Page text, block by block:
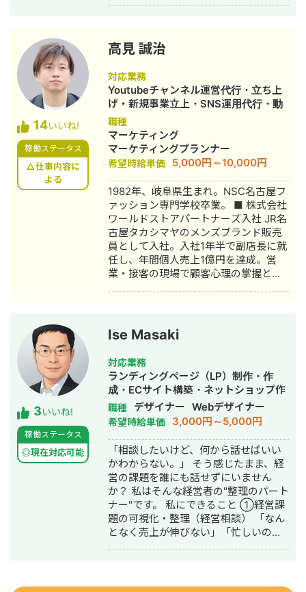
ケ支援会社（当時社員7名）にインター
ンとして参画し、案件獲得に向けた自
社集客（SEO・Web広告運用・LP制
作・YouTubeチャンネル運用・メール
マーケティング等）を担当。 2022年3
月 名古屋大学理学部数学科卒。 2022
年4月〜 Webマーケ会社勤務。人材
系クライアントを主に担当。 2024年11
月 これまでの経験を活かして独立し、
株式会社プラマーケを設立。 ホームペ
ージ：https://plumarke.co.jp/ ■実績
（※一部抜粋） #広告運用 ・出張買取
サービスにて、ROAS350%など、好調
な事例が複数あり。 ・StockSun営業
代行サービス「カリトルくん」、
StockSunサロンの広告運用を担当。
・ベンチャー企業~大手企業のWebマ
ーケティング支援に携わり、Web広告
運用、LP制作を担当。費用対効果を
対策を1人で担当し、月間アクセス数を
約7倍(3,000→約22,000)、月間問い合
わせ件数を1件から4〜5件まで成長。
・人材系SEOメディアにてKW「商標名
+評判」で1位、「転職エージェント お
すすめ」で10位以内を獲得。
#YouTube ・法人向けYouTubeチャン
ネル運営に立ち上げ時から携わり、チ
ャンネル登録者数4,000人、月間商談獲
得10〜15件達成。 →企画、台本作成、
撮影、編集、分析全て担当。 ■ 主な経
験業界 ・買取サービス ・不用品回収
・人材紹介：toC/toBいずれも経験あり
・営業代行 ・SaaS ・広告代理店 ・飲
食店 ・官公庁
14いいね!
稼働ステータス
△仕事内容に
よる
高見 誠治
対応業務
Youtubeチャンネル運営代行・立ち上
げ・新規事業立上・SNS運用代行・動
画制作・動画編集
職種
マーケティング
マーケティングプランナー
希望時給単価 5,000円～10,000円
1982年、岐阜県生まれ。NSC名古屋フ
ァッション専門学校卒業。 ■ 株式会社
ワールドストアパートナーズ入社 JR名
古屋タカシマヤのメンズブランド販売
員として入社。入社1年半で副店長に就
任し、年間個人売上1億円を達成。営
業・接客の現場で顧客心理の掌握と売
26歳で退職。国家資格取得を目指し医
療短期大学へ入学。 ■ 柔道整復師 国
家資格取得・整形外科入職 資格取得
後、岐阜県内の整形外科クリニックに
入職。臨床の現場で集客・経営課題を
肌で感じ、デジタルマーケティングへ
の関心が深まる。 ■ 誠美接骨院 創
業・FC学習塾 オーナー就任 岐阜県に
「誠美接骨院」を開業。県下初の取り
組みとして交通事故専門弁護士法人と
の業務提携を締結し、客単価80,000円
の高単価ビジネスモデルを確立。その
後、FC学習塾「キミノスクール岐阜
校」のオーナーとしても教育事業に参
入。自院・塾の集客でSNSやLINEを活
用したデジタルマーケティングを実
践・検証する中で、中小企業向けの
RYS REALIZE 代表取締役（創業・現在
3いいね!
稼働ステータス
◎現在対応可能
Ise Masaki
対応業務
ランディングページ（LP）制作・作
成・ECサイト構築・ネットショップ作
成代行・SEO対策・SNS運用代行・事
務代行・バナー制作・デザイン・ロゴ
デザイン・作成・動画制作・動画編
集・AI活用
職種 デザイナー Webデザイナー
希望時給単価 3,000円～5,000円
「相談したいけど、何から話せばいい
かわからない。」 そう感じたまま、経
営の課題を誰にも話せずにいません
か？ 私はそんな経営者の"整理のパート
ナー"です。 私にできること ①経営課
題の可視化・整理（経営相談） 「なん
となく売上が伸びない」「忙しいのに
緒に明確にする、それが私の仕事の出